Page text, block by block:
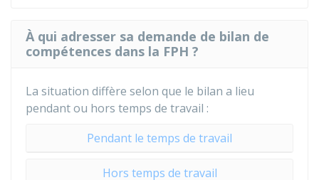
À qui adresser sa demande de bilan de
compétences dans la FPH ?
La situation diffère selon que le bilan a lieu
pendant ou hors temps de travail :
Pendant le temps de travail
Hors temps de travail